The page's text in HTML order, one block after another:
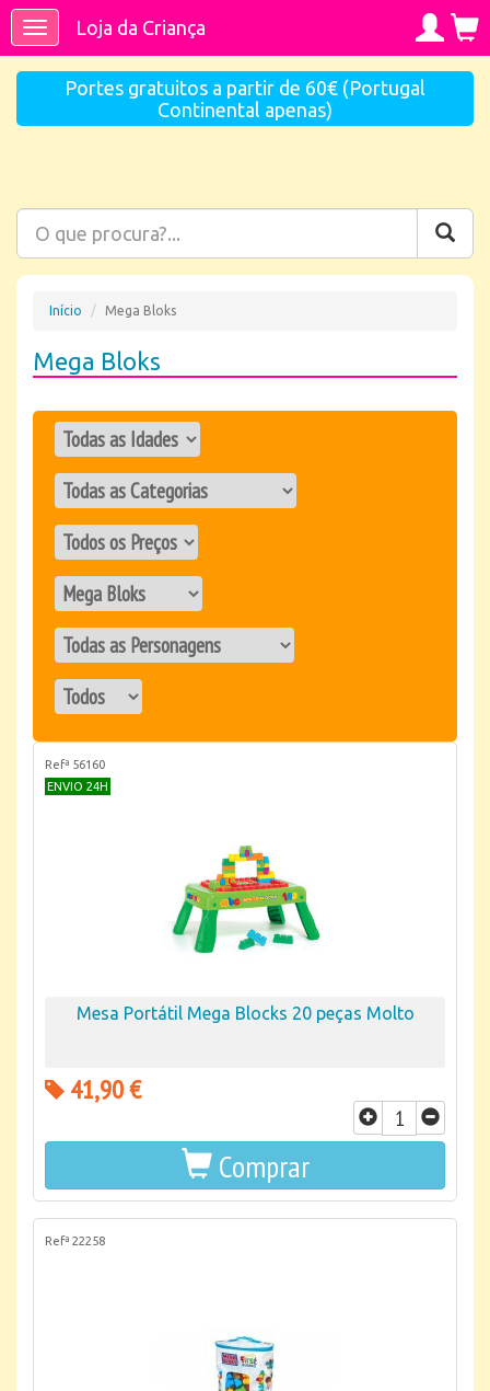
ToggleLoja da Criança
Portes gratuitos a partir de 60€ (Portugal
Continental apenas)
Início Mega Bloks
Mega Bloks
Refª 56160
ENVIO 24H
Mesa Portátil Mega Blocks 20 peças Molto
41,90 €
Comprar
Refª 22258